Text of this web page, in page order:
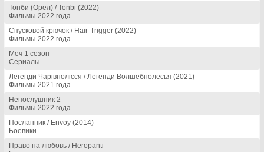
Тонби (Орёл) / Tonbi (2022)
Фильмы 2022 года
Спусковой крючок / Hair-Trigger (2022)
Фильмы 2022 года
Меч 1 сезон
Сериалы
Легенди Чарівнолісся / Легенди Волшебнолесья (2021)
Фильмы 2021 года
Непослушник 2
Фильмы 2022 года
Посланник / Envoy (2014)
Боевики
Право на любовь / Heropanti